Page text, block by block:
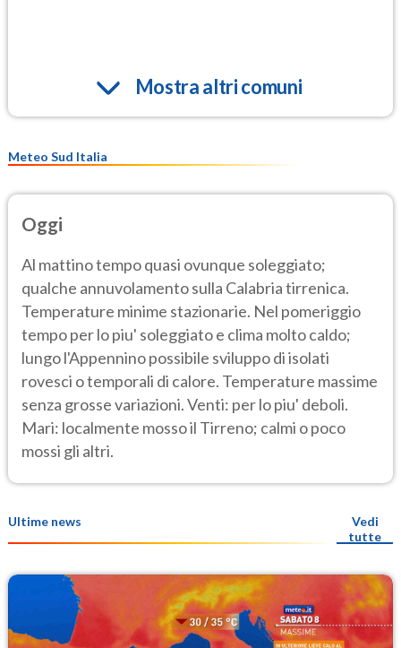
Mostra altri comuni
Meteo Sud Italia
Oggi
Al mattino tempo quasi ovunque soleggiato;
qualche annuvolamento sulla Calabria tirrenica.
Temperature minime stazionarie. Nel pomeriggio
tempo per lo piu' soleggiato e clima molto caldo;
lungo l'Appennino possibile sviluppo di isolati
rovesci o temporali di calore. Temperature massime
senza grosse variazioni. Venti: per lo piu' deboli.
Mari: localmente mosso il Tirreno; calmi o poco
mossi gli altri.
Ultime news
Vedi
tutte